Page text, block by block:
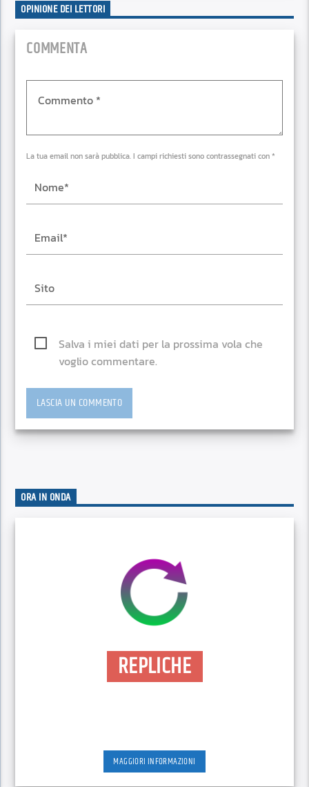
OPINIONE DEI LETTORI
COMMENTA
La tua email non sarà pubblica. I campi richiesti sono contrassegnati con *
Salva i miei dati per la prossima vola che
voglio commentare.
ORA IN ONDA
REPLICHE
MAGGIORI INFORMAZIONI